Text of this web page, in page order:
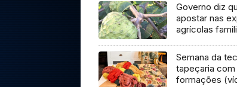
Governo diz
apostar nas
agrícolas
Semana da
tapeçaria
formações